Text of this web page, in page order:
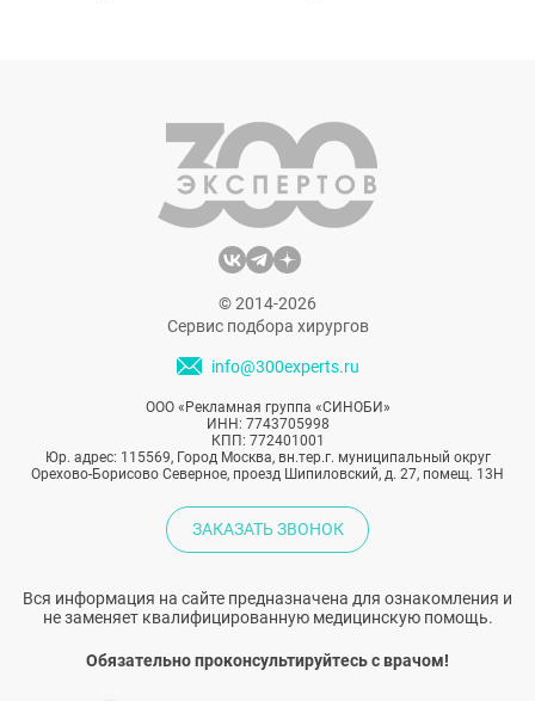
независимой женщины или необычная
внешность?
© 2014-2026
Сервис подбора хирургов
info@300experts.ru
ООО «Рекламная группа «СИНОБИ»
ИНН: 7743705998
КПП: 772401001
Юр. адрес: 115569, Город Москва, вн.тер.г. муниципальный округ
Орехово-Борисово Северное, проезд Шипиловский, д. 27, помещ. 13Н
ЗАКАЗАТЬ ЗВОНОК
Вся информация на сайте предназначена для ознакомления и
не заменяет квалифицированную медицинскую помощь.
Обязательно проконсультируйтесь с врачом!